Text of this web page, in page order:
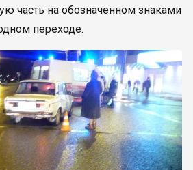
часть на обозначенном знаками
переходе.